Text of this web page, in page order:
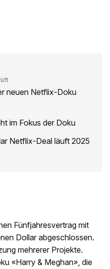
neuen Netflix-Doku
im Fokus der Doku
Netflix-Deal läuft 2025
Fünfjahresvertrag mit
Dollar abgeschlossen.
mehrerer Projekte.
«Harry & Meghan», die